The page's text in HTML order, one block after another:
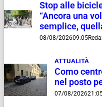
Stop alle
“Ancora una
semplice,
08/08/202609:05
ATTUALITÀ
Como
nel posto
07/08/2026